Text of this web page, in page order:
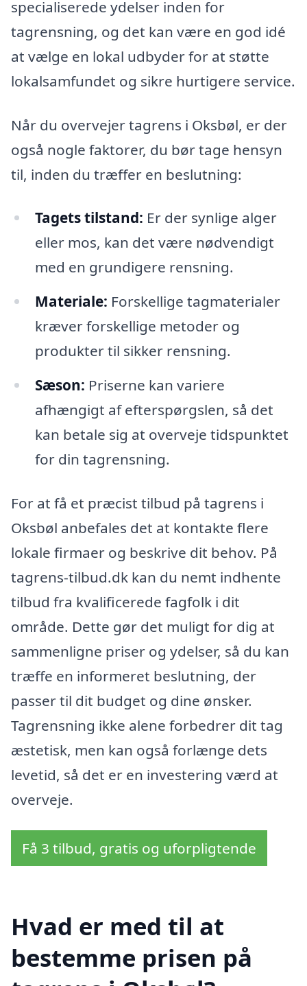
specialiserede ydelser inden for
tagrensning, og det kan være en god idé
at vælge en lokal udbyder for at støtte
lokalsamfundet og sikre hurtigere service.
Når du overvejer tagrens i Oksbøl, er der
også nogle faktorer, du bør tage hensyn
til, inden du træffer en beslutning:
Tagets tilstand: Er der synlige alger
eller mos, kan det være nødvendigt
med en grundigere rensning.
Materiale: Forskellige tagmaterialer
kræver forskellige metoder og
produkter til sikker rensning.
Sæson: Priserne kan variere
afhængigt af efterspørgslen, så det
kan betale sig at overveje tidspunktet
for din tagrensning.
For at få et præcist tilbud på tagrens i
Oksbøl anbefales det at kontakte flere
lokale firmaer og beskrive dit behov. På
tagrens-tilbud.dk kan du nemt indhente
tilbud fra kvalificerede fagfolk i dit
område. Dette gør det muligt for dig at
sammenligne priser og ydelser, så du kan
træffe en informeret beslutning, der
passer til dit budget og dine ønsker.
Tagrensning ikke alene forbedrer dit tag
æstetisk, men kan også forlænge dets
levetid, så det er en investering værd at
overveje.
Få 3 tilbud, gratis og uforpligtende
Hvad er med til at
bestemme prisen på